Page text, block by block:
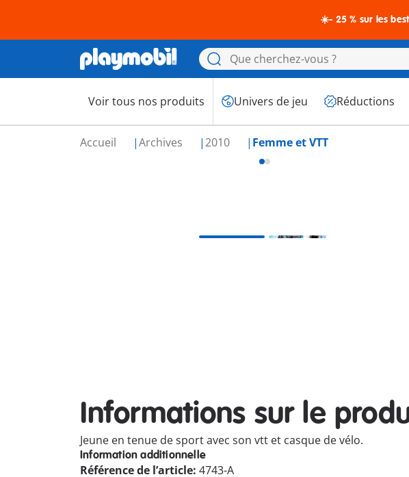
☀️- 25 % sur les
Voir tous nos produits Univers de jeu Réductions
Accueil Archives 2010 Femme et VTT
Informations sur le
Jeune en tenue de sport avec son vtt et casque de vélo.
Information additionnelle
Référence de l’article: 4743-A